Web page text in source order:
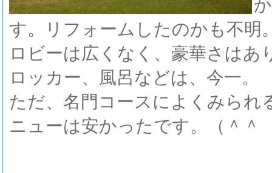
す。リフォームしたのかも不明
ロビーは広くなく、豪華さはあ
ロッカー、風呂などは、今一。
ただ、名門コースによくみられ
ニューは安かったです。（＾＾